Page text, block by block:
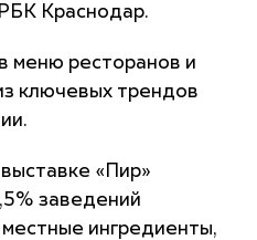
Краснодар.
меню ресторанов и
ключевых трендов
«Пир»
заведений
ингредиенты,